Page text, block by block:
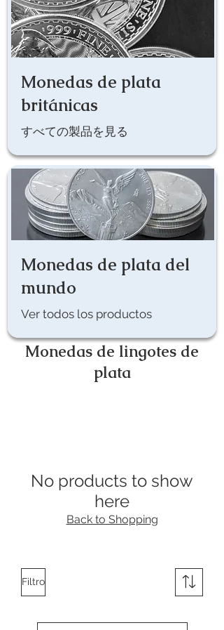
Monedas de plata
británicas
すべての製品を見る
Monedas de plata del
mundo
Ver todos los productos
Monedas de lingotes de
plata
No products to show
here
Back to Shopping
Filtro